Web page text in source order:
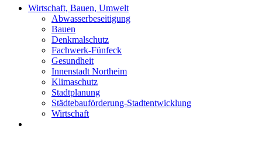
Wirtschaft, Bauen, Umwelt
Abwasserbeseitigung
Bauen
Denkmalschutz
Fachwerk-Fünfeck
Gesundheit
Innenstadt Northeim
Klimaschutz
Stadtplanung
Städtebauförderung-Stadtentwicklung
Wirtschaft